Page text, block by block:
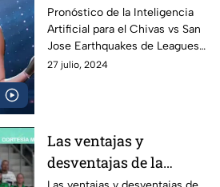
Jose Earthquakes |
Summer Show
Pronóstico de la Inteligencia
Artificial para el Chivas vs San
Jose Earthquakes de Leagues
Cup. No te pierdas el Summer
27 julio, 2024
Las ventajas y
desventajas de la